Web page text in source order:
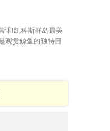
和凯科斯群岛最美
观赏鲸鱼的独特目